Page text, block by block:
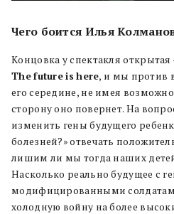
Чего боится Илья
Концовка у спектакля
Thefutureis here, и мы против
его середине, не имея
сторону оно повернет. На
изменить гены будущего
болезней?» отвечать
лишим ли мы тогда наших
Насколько реально будущее с
модифицированными
холодную войну на более